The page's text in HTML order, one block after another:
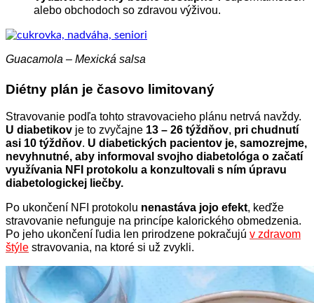
alebo obchodoch so zdravou výživou.
Guacamola – Mexická salsa
Diétny plán je časovo limitovaný
Stravovanie podľa tohto stravovacieho plánu netrvá navždy.
U diabetikov je to zvyčajne 13 – 26 týždňov, pri chudnutí
asi 10 týždňov. U diabetických pacientov je, samozrejme,
nevyhnutné, aby informoval svojho diabetológa o začatí
využívania NFI protokolu a konzultovali s ním úpravu
diabetologickej liečby.
Po ukončení NFI protokolu nenastáva jojo efekt, keďže
stravovanie nefunguje na princípe kalorického obmedzenia.
Po jeho ukončení ľudia len prirodzene pokračujú v zdravom
štýle stravovania, na ktoré si už zvykli.